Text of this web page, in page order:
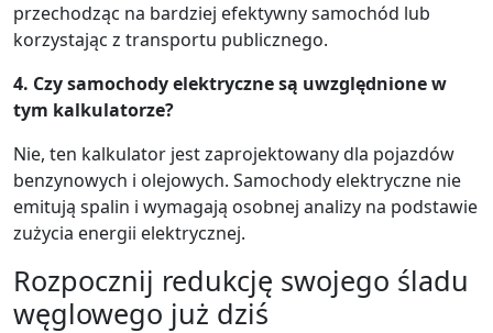
przechodząc na bardziej efektywny samochód lub
korzystając z transportu publicznego.
4. Czy samochody elektryczne są uwzględnione w
tym kalkulatorze?
Nie, ten kalkulator jest zaprojektowany dla pojazdów
benzynowych i olejowych. Samochody elektryczne nie
emitują spalin i wymagają osobnej analizy na podstawie
zużycia energii elektrycznej.
Rozpocznij redukcję swojego śladu
węglowego już dziś